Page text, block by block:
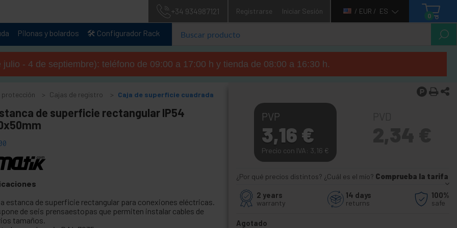
+34 934987121 Registrarse Iniciar Sesión / EUR / ES
0
Pilonas y bolardos 🛠️ Configurador Rack
- 4 de septiembre): teléfono de 09:00 a 17:00 h y tienda de 08:00 a 16:30 h.
protección Cajas de registro Caja de superficie cuadrada
de superficie rectangular IP54
estanca de superficie rectangular para conexiones eléctricas.
de seis prensaestopas que permiten instalar cables de
tamaños.
PVP
3,16 €
Precio con IVA: 3,16 €
¿Por qué precios distintos? ¿Cuál es el mío? Comprueba la tarifa
2 years
warranty
14 days
returns
100%
safe
Agotado